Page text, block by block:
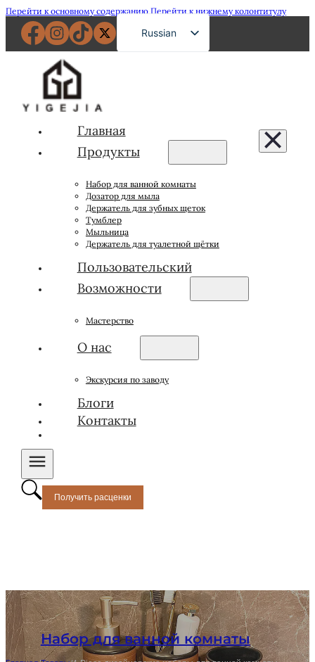
Перейти к основному содержанию Перейти к нижнему колонтитулу
Russian
English
Arabic
Главная
Продукты
Набор для ванной комнаты
Дозатор для мыла
Держатель для зубных щеток
Тумблер
Мыльница
Держатель для туалетной щётки
Пользовательский
Возможности
Мастерство
О нас
Экскурсия по заводу
Блоги
Контакты
Получить расценки
Набор для ванной комнаты